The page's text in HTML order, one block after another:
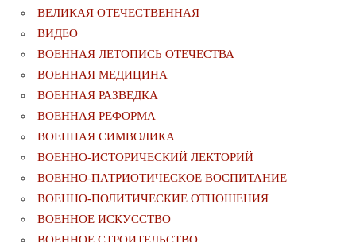
ВЕЛИКАЯ ОТЕЧЕСТВЕННАЯ
ВИДЕО
ВОЕННАЯ ЛЕТОПИСЬ ОТЕЧЕСТВА
ВОЕННАЯ МЕДИЦИНА
ВОЕННАЯ РАЗВЕДКА
ВОЕННАЯ РЕФОРМА
ВОЕННАЯ СИМВОЛИКА
ВОЕННО-ИСТОРИЧЕСКИЙ ЛЕКТОРИЙ
ВОЕННО-ПАТРИОТИЧЕСКОЕ ВОСПИТАНИЕ
ВОЕННО-ПОЛИТИЧЕСКИE ОТНОШЕНИЯ
ВОЕННОЕ ИСКУССТВО